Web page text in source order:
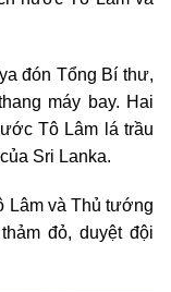
đón Tổng Bí thư,
máy bay. Hai
Tô Lâm lá trầu
Sri Lanka.
Lâm và Thủ tướng
đỏ, duyệt đội